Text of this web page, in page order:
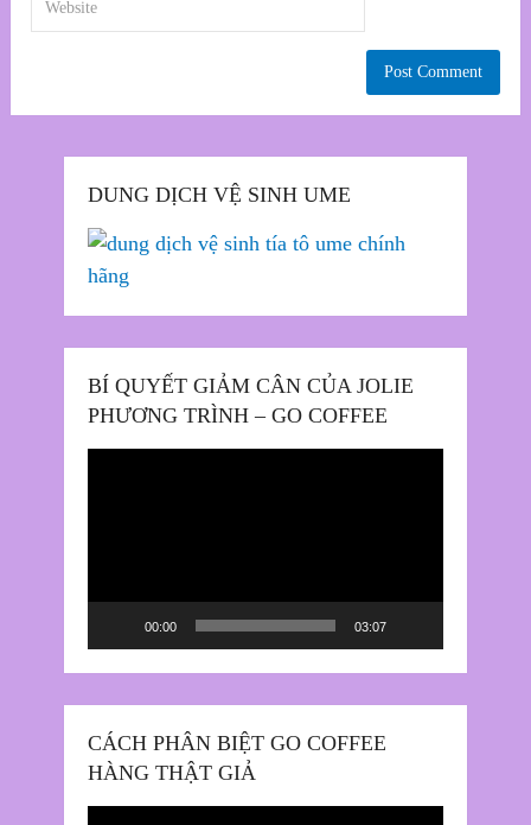
DUNG DỊCH VỆ SINH UME
BÍ QUYẾT GIẢM CÂN CỦA JOLIE
PHƯƠNG TRÌNH – GO COFFEE
00:00 03:07
CÁCH PHÂN BIỆT GO COFFEE
HÀNG THẬT GIẢ